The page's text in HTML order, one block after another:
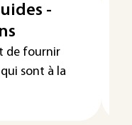
-
de fournir
sont à la